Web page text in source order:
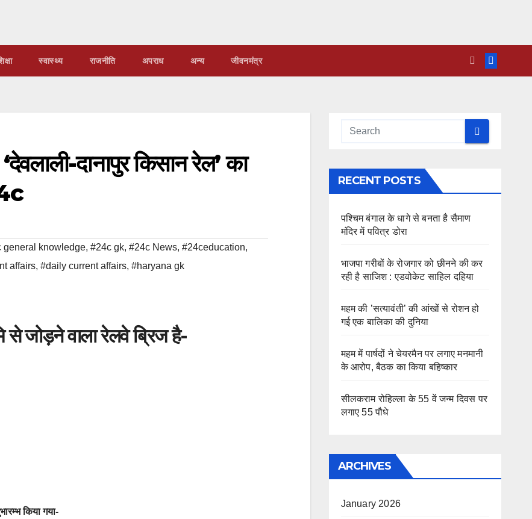
स्वास्थ्य राजनीति अपराध अन्य जीवनमंत्र
दानापुर किसान रेल’ का
general knowledge, #24c gk, #24c News, #24ceducation,
affairs, #daily current affairs, #haryana gk
से जोड़ने वाला रेलवे ब्रिज है-
किया गया-
RECENT POSTS
पश्चिम बंगाल के धागे से बनता है सैमाण
मंदिर में पवित्र डोरा
भाजपा गरीबों के रोजगार को छीनने की कर
रही है साजिश : एडवोकेट साहिल दहिया
महम की ’सत्यावंती’ की आंखों से रोशन हो
गई एक बालिका की दुनिया
महम में पार्षदों ने चेयरमैन पर लगाए मनमानी
के आरोप, बैठक का किया बहिष्कार
सीलकराम रोहिल्ला के 55 वें जन्म दिवस पर
लगाए 55 पौधे
ARCHIVES
January 2026